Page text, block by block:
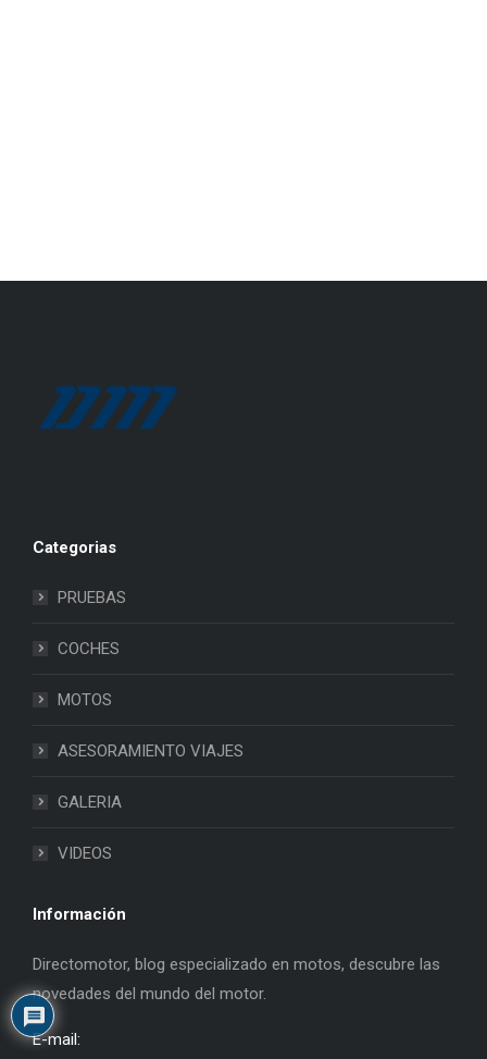
Categorias
PRUEBAS
COCHES
MOTOS
ASESORAMIENTO VIAJES
GALERIA
VIDEOS
Información
Directomotor, blog especializado en motos, descubre las
novedades del mundo del motor.
E-mail: